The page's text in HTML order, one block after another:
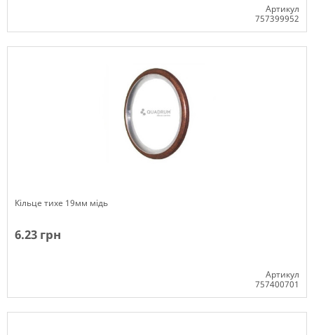
Артикул
757399952
Кільце тихе 19мм мідь
6.23 грн
Артикул
757400701